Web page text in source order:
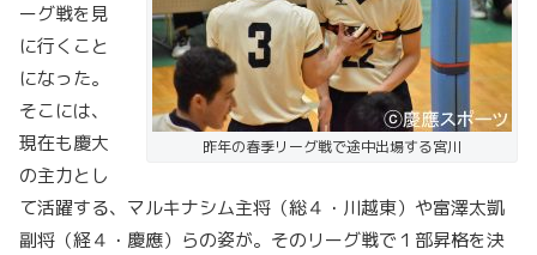
昨年の春季リーグ戦で途中出場する宮川
ーグ戦を見
に行くこと
になった。
そこには、
現在も慶大
の主力とし
て活躍する、マルキナシム主将（総４・川越東）や富澤太凱
副将（経４・慶應）らの姿が。そのリーグ戦で１部昇格を決